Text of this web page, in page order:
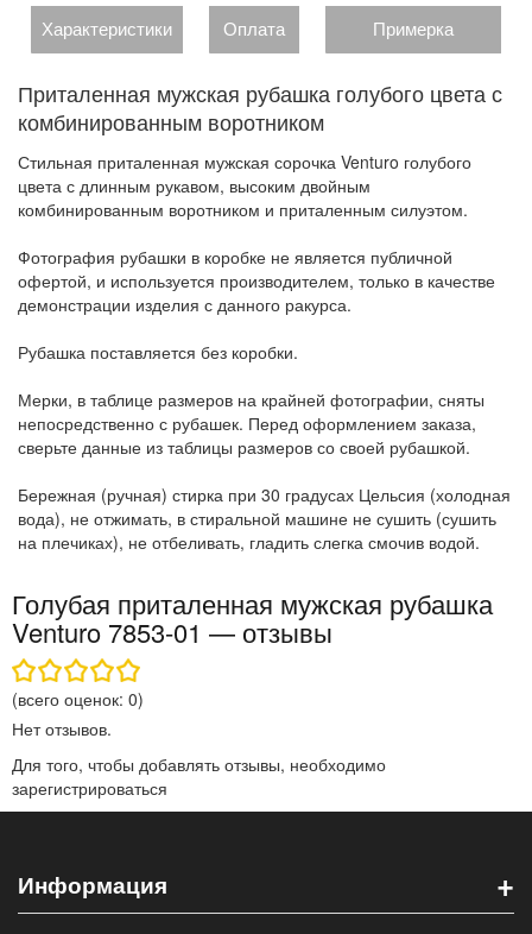
Характеристики Оплата Примерка
Приталенная мужская рубашка голубого цвета с
комбинированным воротником
Стильная приталенная мужская сорочка Venturo голубого
цвета с длинным рукавом, высоким двойным
комбинированным воротником и приталенным силуэтом.
Фотография рубашки в коробке не является публичной
офертой, и используется производителем, только в качестве
демонстрации изделия с данного ракурса.
Рубашка поставляется без коробки.
Мерки, в таблице размеров на крайней фотографии, сняты
непосредственно с рубашек. Перед оформлением заказа,
сверьте данные из таблицы размеров со своей рубашкой.
Бережная (ручная) стирка при 30 градусах Цельсия (холодная
вода), не отжимать, в стиральной машине не сушить (сушить
на плечиках), не отбеливать, гладить слегка смочив водой.
Голубая приталенная мужская рубашка
Venturo 7853-01 — отзывы
(всего оценок: 0)
Нет отзывов.
Для того, чтобы добавлять отзывы, необходимо
зарегистрироваться
Информация +